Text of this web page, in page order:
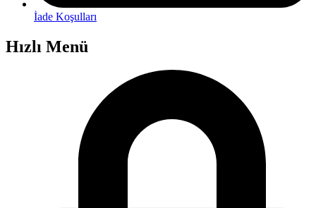
İade Koşulları
Hızlı Menü